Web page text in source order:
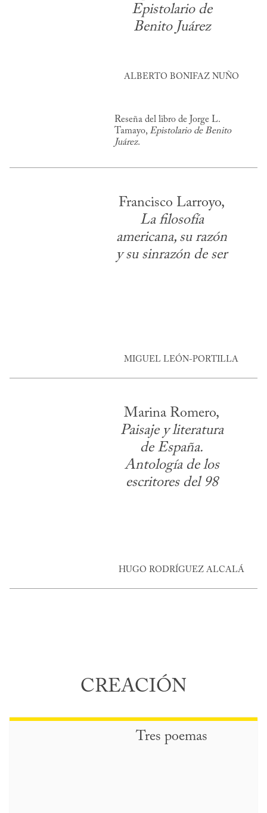
Epistolario de
Benito Juárez
ALBERTO BONIFAZ NUÑO
Reseña del libro de Jorge L.
Tamayo, Epistolario de Benito
Juárez.
Francisco Larroyo,
La filosofía
americana, su razón
y su sinrazón de ser
MIGUEL LEÓN-PORTILLA
Marina Romero,
Paisaje y literatura
de España.
Antología de los
escritores del 98
HUGO RODRÍGUEZ ALCALÁ
CREACIÓN
Tres poemas